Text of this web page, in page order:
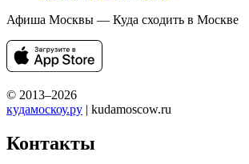
Афиша Москвы — Куда сходить в Москве
© 2013–2026
кудамоскоу.ру | kudamoscow.ru
Контакты